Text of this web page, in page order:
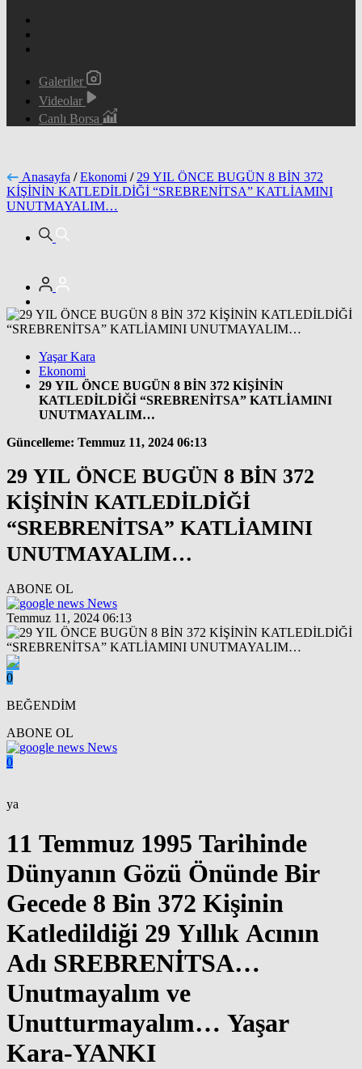
Galeriler
Videolar
Canlı Borsa
Anasayfa / Ekonomi / 29 YIL ÖNCE BUGÜN 8 BİN 372
KİŞİNİN KATLEDİLDİĞİ “SREBRENİTSA” KATLİAMINI
UNUTMAYALIM…
Yaşar Kara
Ekonomi
29 YIL ÖNCE BUGÜN 8 BİN 372 KİŞİNİN
KATLEDİLDİĞİ “SREBRENİTSA” KATLİAMINI
UNUTMAYALIM…
Güncelleme: Temmuz 11, 2024 06:13
29 YIL ÖNCE BUGÜN 8 BİN 372
KİŞİNİN KATLEDİLDİĞİ
“SREBRENİTSA” KATLİAMINI
UNUTMAYALIM…
ABONE OL
News
Temmuz 11, 2024 06:13
0
BEĞENDİM
ABONE OL
News
0
ya
11 Temmuz 1995 Tarihinde
Dünyanın Gözü Önünde Bir
Gecede 8 Bin 372 Kişinin
Katledildiği 29 Yıllık Acının
Adı SREBRENİTSA…
Unutmayalım ve
Unutturmayalım… Yaşar
Kara-YANKI